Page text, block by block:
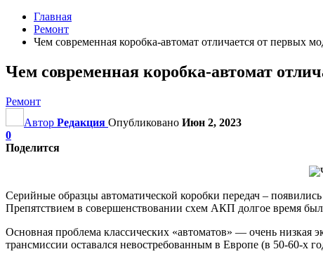
Главная
Ремонт
Чем современная коробка-автомат отличается от первых
Чем современная коробка-автомат
Ремонт
Автор Редакция Опубликовано Июн 2, 2023
0
Поделится
Серийные образцы автоматической коробки передач –
Препятствием в совершенствовании схем АКП долгое время
Основная проблема классических «автоматов» — очень
трансмиссии оставался невостребованным в Европе (в 50-60-х